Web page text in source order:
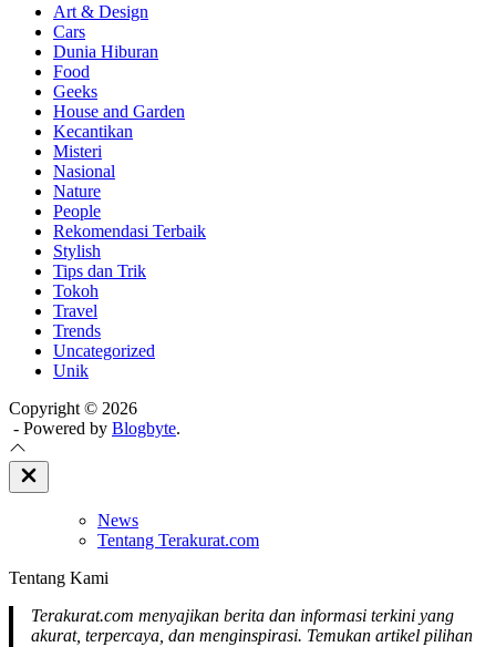
Art & Design
Cars
Dunia Hiburan
Food
Geeks
House and Garden
Kecantikan
Misteri
Nasional
Nature
People
Rekomendasi Terbaik
Stylish
Tips dan Trik
Tokoh
Travel
Trends
Uncategorized
Unik
Copyright © 2026
- Powered by Blogbyte.
Close
Off
News
Tentang Terakurat.com
Tentang Kami
Terakurat.com menyajikan berita dan informasi terkini yang
akurat, terpercaya, dan menginspirasi. Temukan artikel pilihan